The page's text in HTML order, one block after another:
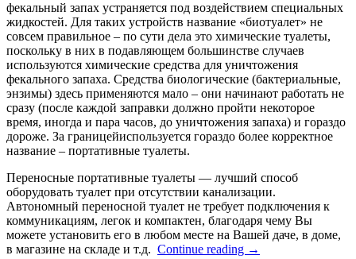
фекальный запах устраняется под воздействием специальных
жидкостей. Для таких устройств название «биотуалет» не
совсем правильное – по сути дела это химические туалеты,
поскольку в них в подавляющем большинстве случаев
используются химические средства для уничтожения
фекального запаха. Средства биологические (бактериальные,
энзимы) здесь применяются мало – они начинают работать не
сразу (после каждой заправки должно пройти некоторое
время, иногда и пара часов, до уничтожения запаха) и гораздо
дороже. За границейиспользуется гораздо более корректное
название – портативные туалеты.
Переносные портативные туалеты — лучший способ
оборудовать туалет при отсутствии канализации.
Автономный переносной туалет не требует подключения к
коммуникациям, легок и компактен, благодаря чему Вы
можете установить его в любом месте на Вашей даче, в доме,
в магазине на складе и т.д. Continue reading →